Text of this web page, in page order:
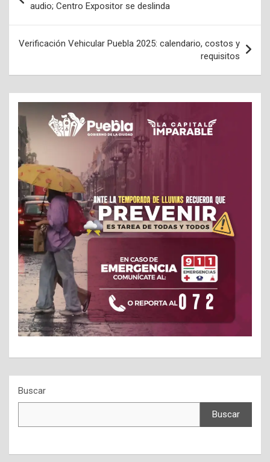
entradas
audio; Centro Expositor se deslinda
Verificación Vehicular Puebla 2025: calendario, costos y
requisitos
Buscar
Buscar